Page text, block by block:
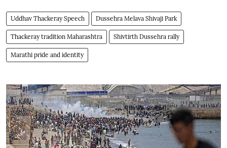
Uddhav Thackeray Speech Dussehra Melava Shivaji Park
Thackeray tradition Maharashtra Shivtirth Dussehra rally
Marathi pride and identity